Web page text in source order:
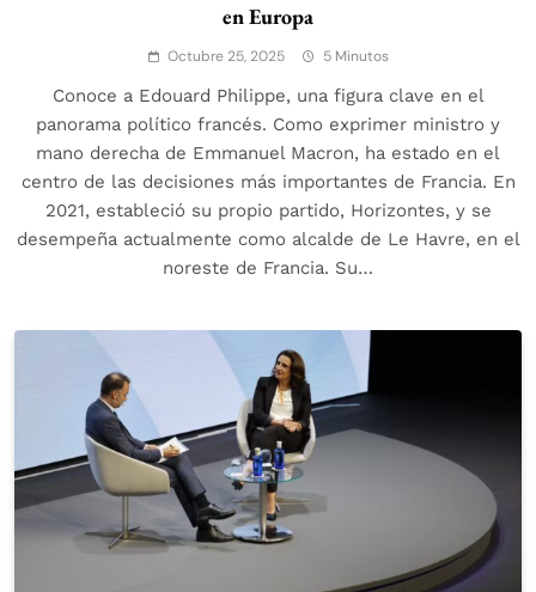
en Europa
Octubre 25, 2025 5 Minutos
Conoce a Edouard Philippe, una figura clave en el
panorama político francés. Como exprimer ministro y
mano derecha de Emmanuel Macron, ha estado en el
centro de las decisiones más importantes de Francia. En
2021, estableció su propio partido, Horizontes, y se
desempeña actualmente como alcalde de Le Havre, en el
noreste de Francia. Su…